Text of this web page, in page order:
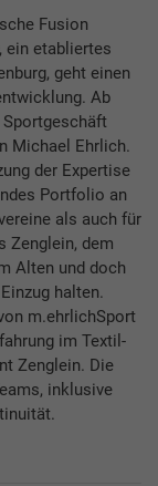
Fusion
ein etabliertes
geht einen
Ab
Sportgeschäft
Michael Ehrlich.
der Expertise
Portfolio an
als auch für
Zenglein, dem
Alten und doch
halten.
m.ehrlichSport
im Textil-
Zenglein. Die
inklusive